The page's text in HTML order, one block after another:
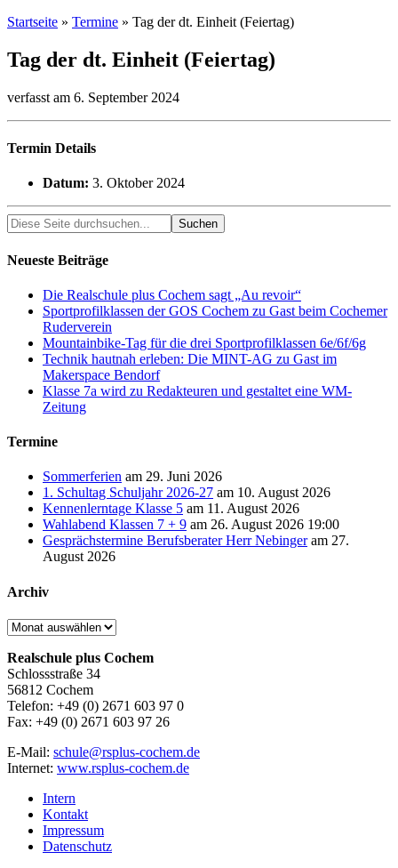
Startseite » Termine » Tag der dt. Einheit (Feiertag)
Tag der dt. Einheit (Feiertag)
verfasst am 6. September 2024
Termin Details
Datum: 3. Oktober 2024
Neueste Beiträge
Die Realschule plus Cochem sagt „Au revoir“
Sportprofilklassen der GOS Cochem zu Gast beim Cochemer
Ruderverein
Mountainbike-Tag für die drei Sportprofilklassen 6e/6f/6g
Technik hautnah erleben: Die MINT-AG zu Gast im
Makerspace Bendorf
Klasse 7a wird zu Redakteuren und gestaltet eine WM-
Zeitung
Termine
Sommerferien am 29. Juni 2026
1. Schultag Schuljahr 2026-27 am 10. August 2026
Kennenlerntage Klasse 5 am 11. August 2026
Wahlabend Klassen 7 + 9 am 26. August 2026 19:00
Gesprächstermine Berufsberater Herr Nebingeram 27.
August 2026
Archiv
Archiv
Realschule plus Cochem
Schlossstraße 34
56812 Cochem
Telefon: +49 (0) 2671 603 97 0
Fax: +49 (0) 2671 603 97 26
E-Mail: schule@rsplus-cochem.de
Internet: www.rsplus-cochem.de
Intern
Kontakt
Impressum
Datenschutz